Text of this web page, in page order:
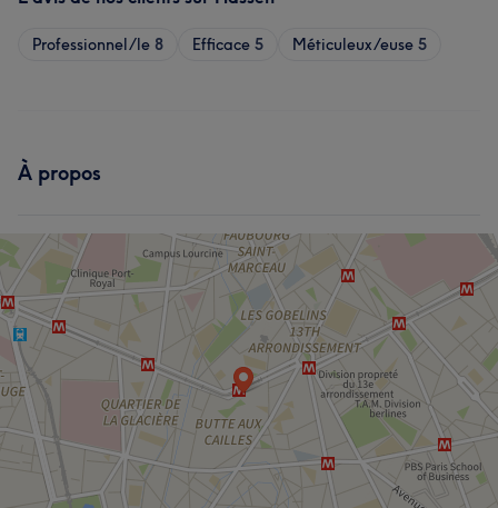
Professionnel/le 8 Efficace 5 Méticuleux/euse 5
À propos